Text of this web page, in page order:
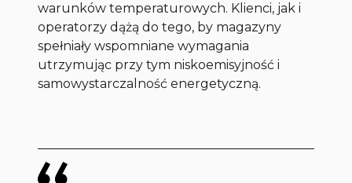
warunków temperaturowych. Klienci, jak i
operatorzy dążą do tego, by magazyny
spełniały wspomniane wymagania
utrzymując przy tym niskoemisyjność i
samowystarczalność energetyczną.